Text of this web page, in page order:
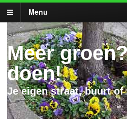
Menu
Meer
doen!
Je eigen straat, buurt of